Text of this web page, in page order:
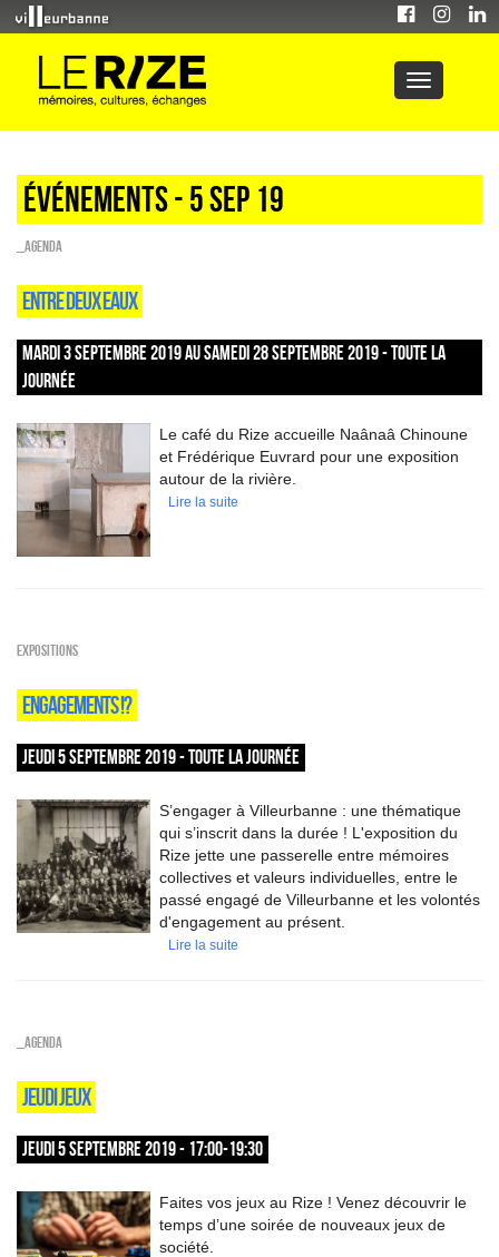
Événements - 5 Sep 19
_Agenda
ENTRE DEUX EAUX
MARDI 3 SEPTEMBRE 2019 AU SAMEDI 28 SEPTEMBRE 2019 - TOUTE LA
JOURNÉE
Le café du Rize accueille Naânaâ Chinoune
et Frédérique Euvrard pour une exposition
autour de la rivière.
Lire la suite
EXPOSITIONS
ENGAGEMENTS !?
JEUDI 5 SEPTEMBRE 2019 - TOUTE LA JOURNÉE
S’engager à Villeurbanne : une thématique
qui s’inscrit dans la durée ! L'exposition du
Rize jette une passerelle entre mémoires
collectives et valeurs individuelles, entre le
passé engagé de Villeurbanne et les volontés
d'engagement au présent.
Lire la suite
_Agenda
JEUDI JEUX
JEUDI 5 SEPTEMBRE 2019 - 17:00-19:30
Faites vos jeux au Rize ! Venez découvrir le
temps d’une soirée de nouveaux jeux de
société.